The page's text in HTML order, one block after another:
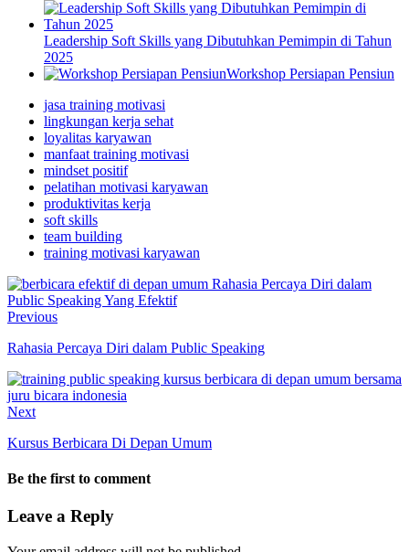
Leadership Soft Skills yang Dibutuhkan Pemimpin di Tahun
2025
Workshop Persiapan Pensiun
jasa training motivasi
lingkungan kerja sehat
loyalitas karyawan
manfaat training motivasi
mindset positif
pelatihan motivasi karyawan
produktivitas kerja
soft skills
team building
training motivasi karyawan
Previous
Rahasia Percaya Diri dalam Public Speaking
Next
Kursus Berbicara Di Depan Umum
Be the first to comment
Leave a Reply